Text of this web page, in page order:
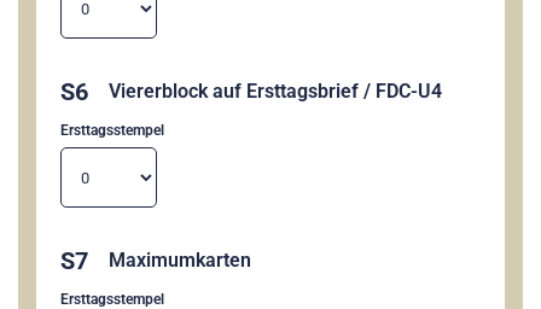
S6 Viererblock auf Ersttagsbrief / FDC-U4
Ersttagsstempel
S7 Maximumkarten
Ersttagsstempel